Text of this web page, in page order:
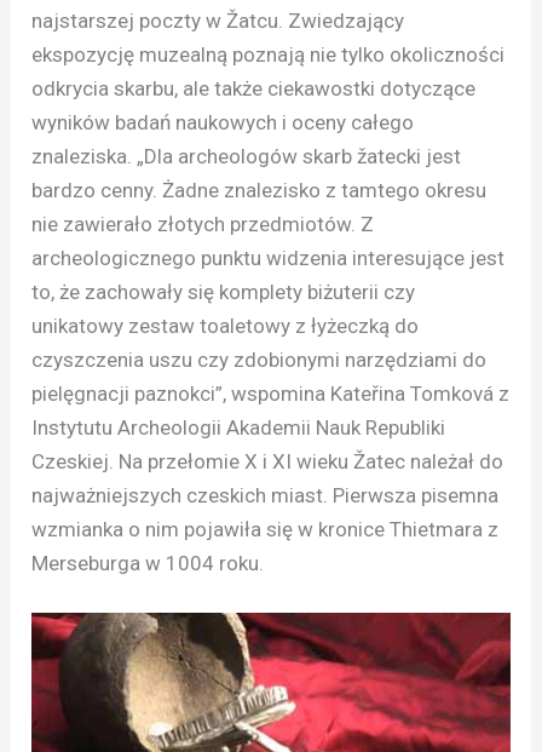
najstarszej poczty w Žatcu. Zwiedzający
ekspozycję muzealną poznają nie tylko okoliczności
odkrycia skarbu, ale także ciekawostki dotyczące
wyników badań naukowych i oceny całego
znaleziska. „Dla archeologów skarb žatecki jest
bardzo cenny. Żadne znalezisko z tamtego okresu
nie zawierało złotych przedmiotów. Z
archeologicznego punktu widzenia interesujące jest
to, że zachowały się komplety biżuterii czy
unikatowy zestaw toaletowy z łyżeczką do
czyszczenia uszu czy zdobionymi narzędziami do
pielęgnacji paznokci”, wspomina Kateřina Tomková z
Instytutu Archeologii Akademii Nauk Republiki
Czeskiej. Na przełomie X i XI wieku Žatec należał do
najważniejszych czeskich miast. Pierwsza pisemna
wzmianka o nim pojawiła się w kronice Thietmara z
Merseburga w 1004 roku.